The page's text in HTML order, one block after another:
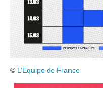
© L’Equipe de France